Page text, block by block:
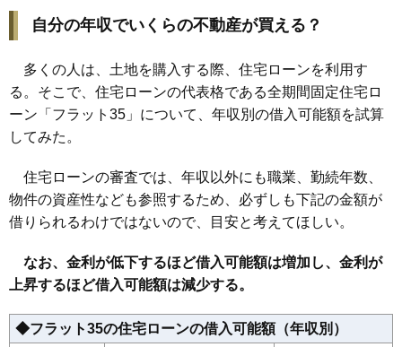
自分の年収でいくらの不動産が買える？
多くの人は、土地を購入する際、住宅ローンを利用す
る。そこで、住宅ローンの代表格である全期間固定住宅ロ
ーン「フラット35」について、年収別の借入可能額を試算
してみた。
住宅ローンの審査では、年収以外にも職業、勤続年数、
物件の資産性なども参照するため、必ずしも下記の金額が
借りられるわけではないので、目安と考えてほしい。
なお、金利が低下するほど借入可能額は増加し、金利が
上昇するほど借入可能額は減少する。
◆フラット35の住宅ローンの借入可能額（年収別）